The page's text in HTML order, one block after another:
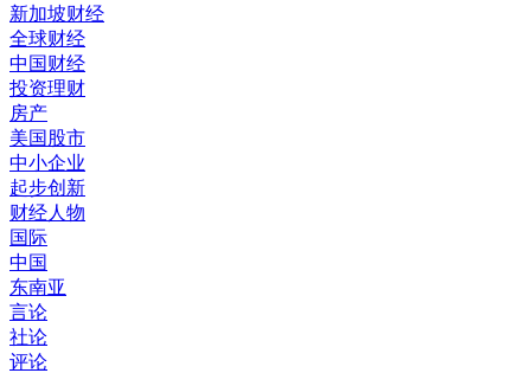
新加坡财经
全球财经
中国财经
投资理财
房产
美国股市
中小企业
起步创新
财经人物
国际
中国
东南亚
言论
社论
评论